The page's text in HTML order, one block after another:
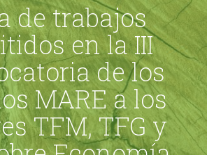
de trabajos
en la III
de los
MARE a los
TFM, TFG y